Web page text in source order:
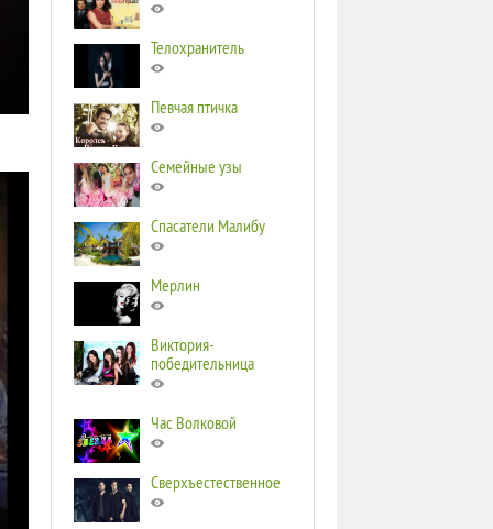
Телохранитель
Певчая птичка
Семейные узы
Спасатели Малибу
Мерлин
Виктория-
победительница
Час Волковой
Сверхъестественное